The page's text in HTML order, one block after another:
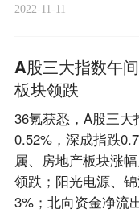
2022-11-11
A股三大指数午
板块领跌
36氪获悉，A股三
0.52%，深成指跌
属、房地产板块涨幅
领跌；阳光电源、
3%；北向资金净流